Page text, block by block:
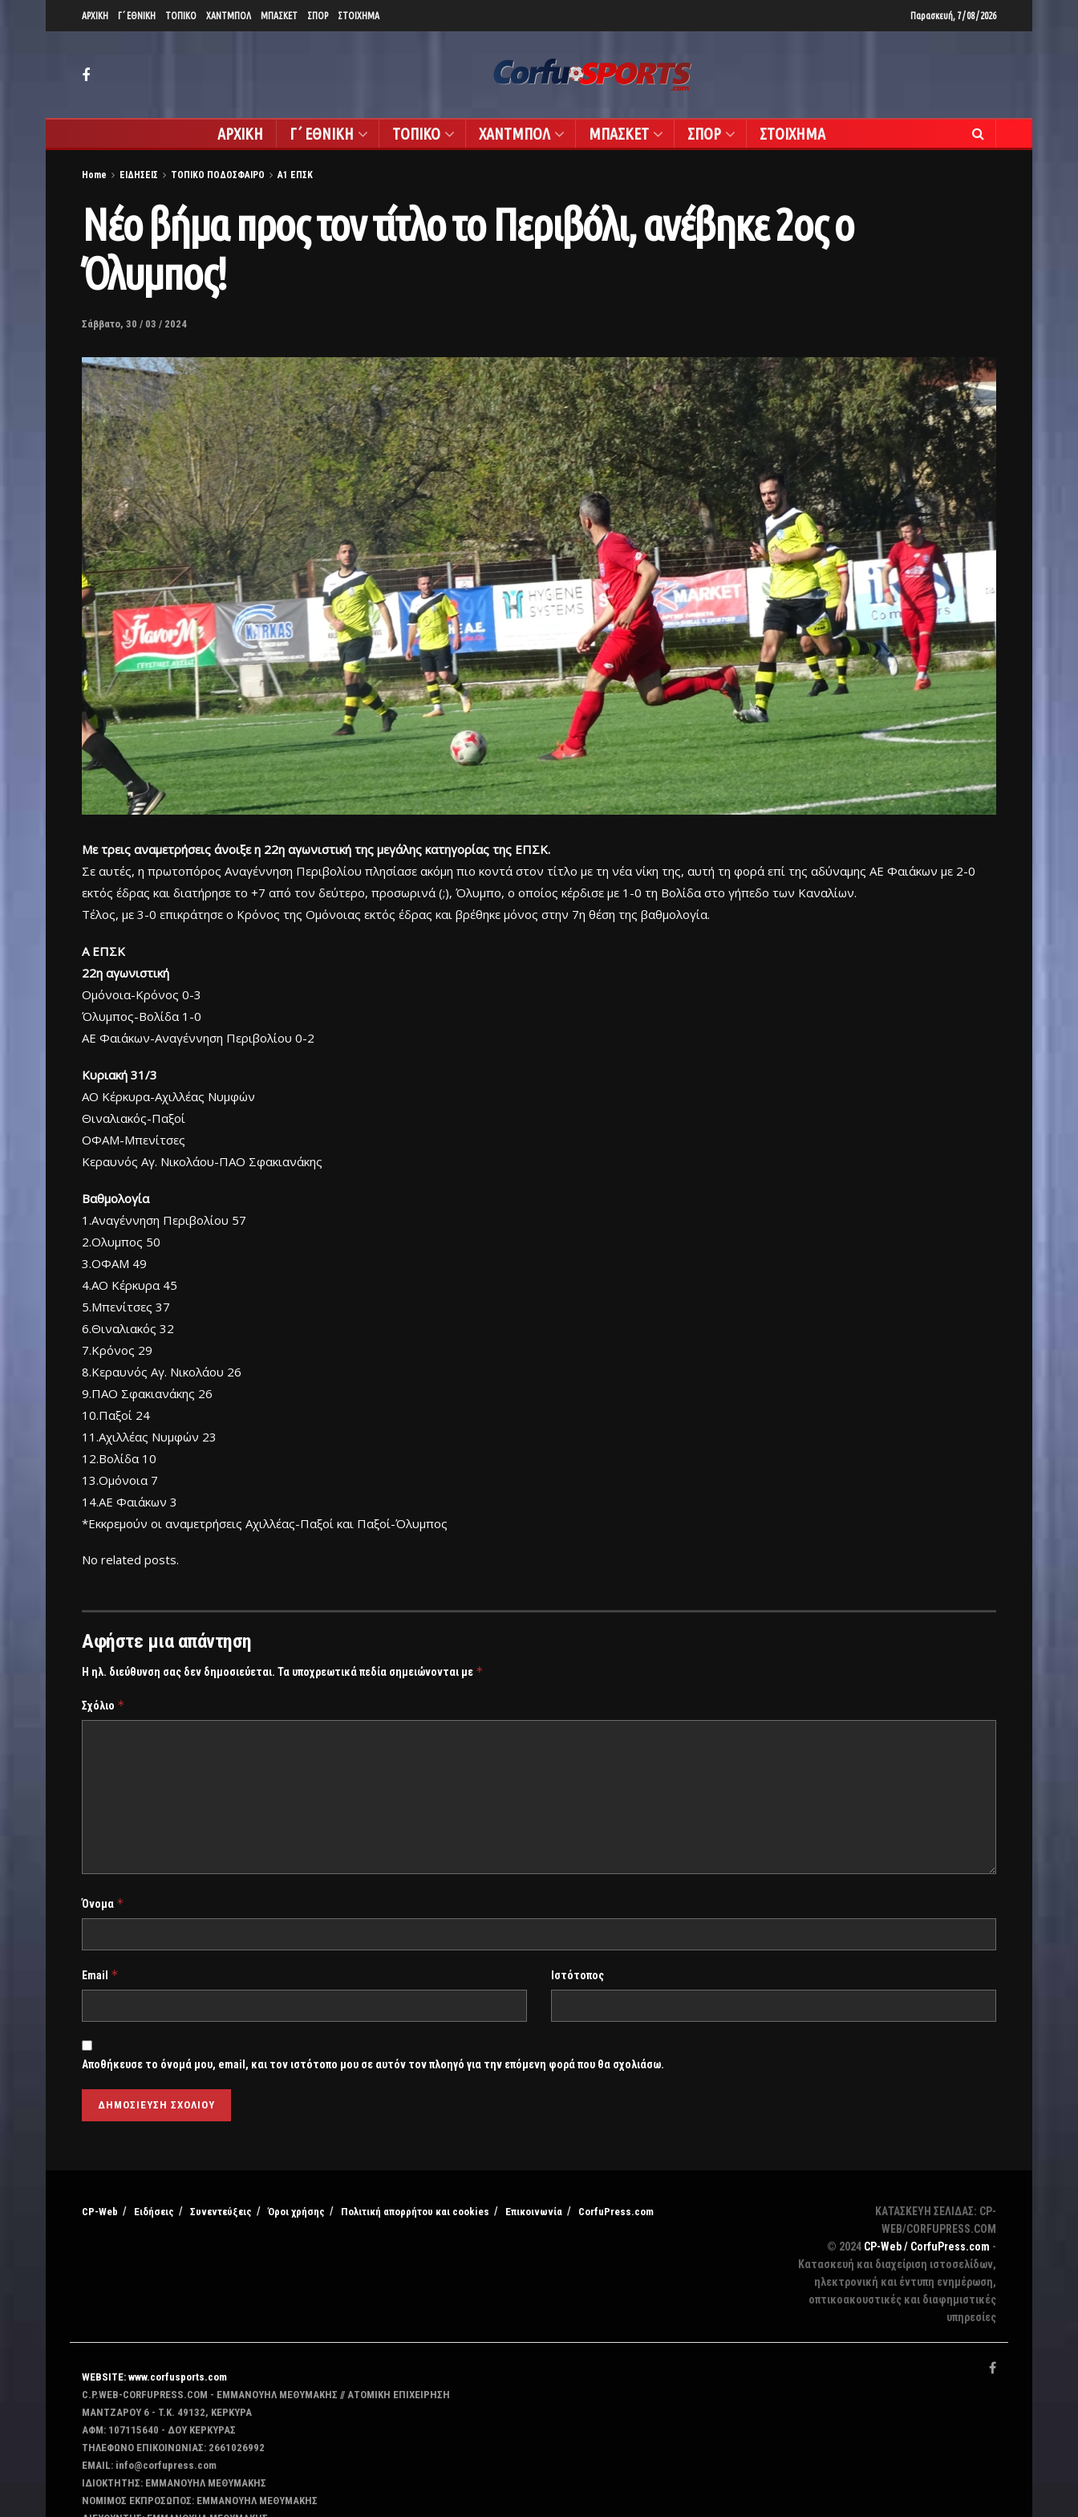
ΑΡΧΙΚΗ Γ΄ ΕΘΝΙΚΗ ΤΟΠΙΚΟ ΧΑΝΤΜΠΟΛ ΜΠΑΣΚΕΤ ΣΠΟΡ ΣΤΟΙΧΗΜΑ Παρασκευή, 7 / 08 / 2026
ΑΡΧΙΚΗ Γ΄ ΕΘΝΙΚΗ ΤΟΠΙΚΟ ΧΑΝΤΜΠΟΛ ΜΠΑΣΚΕΤ ΣΠΟΡ ΣΤΟΙΧΗΜΑ
Home ΕΙΔΗΣΕΙΣ ΤΟΠΙΚΟ ΠΟΔΟΣΦΑΙΡΟ Α1 ΕΠΣΚ
Νέο βήμα προς τον τίτλο το Περιβόλι, ανέβηκε 2ος ο
Όλυμπος!
Σάββατο, 30 / 03 / 2024
Με τρεις αναμετρήσεις άνοιξε η 22η αγωνιστική της μεγάλης κατηγορίας της ΕΠΣΚ.
Σε αυτές, η πρωτοπόρος Αναγέννηση Περιβολίου πλησίασε ακόμη πιο κοντά στον τίτλο με τη νέα νίκη της, αυτή τη φορά επί της αδύναμης ΑΕ Φαιάκων με 2-0
εκτός έδρας και διατήρησε το +7 από τον δεύτερο, προσωρινά (;), Όλυμπο, ο οποίος κέρδισε με 1-0 τη Βολίδα στο γήπεδο των Καναλίων.
Τέλος, με 3-0 επικράτησε ο Κρόνος της Ομόνοιας εκτός έδρας και βρέθηκε μόνος στην 7η θέση της βαθμολογία.
Α ΕΠΣΚ
22η αγωνιστική
Ομόνοια-Κρόνος 0-3
Όλυμπος-Βολίδα 1-0
ΑΕ Φαιάκων-Αναγέννηση Περιβολίου 0-2
Κυριακή 31/3
ΑΟ Κέρκυρα-Αχιλλέας Νυμφών
Θιναλιακός-Παξοί
ΟΦΑΜ-Μπενίτσες
Κεραυνός Αγ. Νικολάου-ΠΑΟ Σφακιανάκης
Βαθμολογία
1.Αναγέννηση Περιβολίου 57
2.Ολυμπος 50
3.ΟΦΑΜ 49
4.ΑΟ Κέρκυρα 45
5.Μπενίτσες 37
6.Θιναλιακός 32
7.Κρόνος 29
8.Κεραυνός Αγ. Νικολάου 26
9.ΠΑΟ Σφακιανάκης 26
10.Παξοί 24
11.Αχιλλέας Νυμφών 23
12.Βολίδα 10
13.Ομόνοια 7
14.ΑΕ Φαιάκων 3
*Εκκρεμούν οι αναμετρήσεις Aχιλλέας-Παξοί και Παξοί-Όλυμπος
No related posts.
Αφήστε μια απάντηση
Η ηλ. διεύθυνση σας δεν δημοσιεύεται. Τα υποχρεωτικά πεδία σημειώνονται με *
Σχόλιο *
Όνομα *
Email * Ιστότοπος
Αποθήκευσε το όνομά μου, email, και τον ιστότοπο μου σε αυτόν τον πλοηγό για την επόμενη φορά που θα σχολιάσω.
CP-Web Ειδήσεις Συνεντεύξεις Όροι χρήσης Πολιτική απορρήτου και cookies Επικοινωνία CorfuPress.com
ΚΑΤΑΣΚΕΥΗ ΣΕΛΙΔΑΣ: CP-
WEB/CORFUPRESS.COM
© 2024 CP-Web / CorfuPress.com -
Κατασκευή και διαχείριση ιστοσελίδων,
ηλεκτρονική και έντυπη ενημέρωση,
οπτικοακουστικές και διαφημιστικές
υπηρεσίες
WEBSITE: www.corfusports.com
C.P.WEB-CORFUPRESS.COM - ΕΜΜΑΝΟΥΗΛ ΜΕΘΥΜΑΚΗΣ // ΑΤΟΜΙΚΗ ΕΠΙΧΕΙΡΗΣΗ
MANTZAΡΟΥ 6 - T.K. 49132, ΚΕΡΚΥΡΑ
ΑΦΜ: 107115640 - ΔΟΥ ΚΕΡΚΥΡΑΣ
ΤΗΛΕΦΩΝΟ ΕΠΙΚΟΙΝΩΝΙΑΣ: 2661026992
EMAIL: info@corfupress.com
ΙΔΙΟΚΤΗΤΗΣ: EMMANOYΗΛ ΜΕΘΥΜΑΚΗΣ
ΝΟΜΙΜΟΣ ΕΚΠΡΟΣΩΠΟΣ: EMMANOYΗΛ ΜΕΘΥΜΑΚΗΣ